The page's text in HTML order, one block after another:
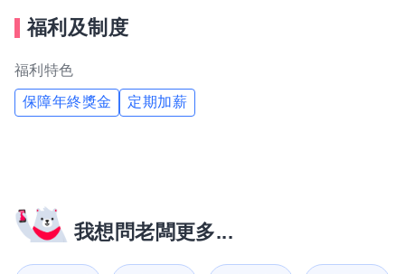
福利及制度
福利特色
保障年終獎金 定期加薪
我想問老闆更多...